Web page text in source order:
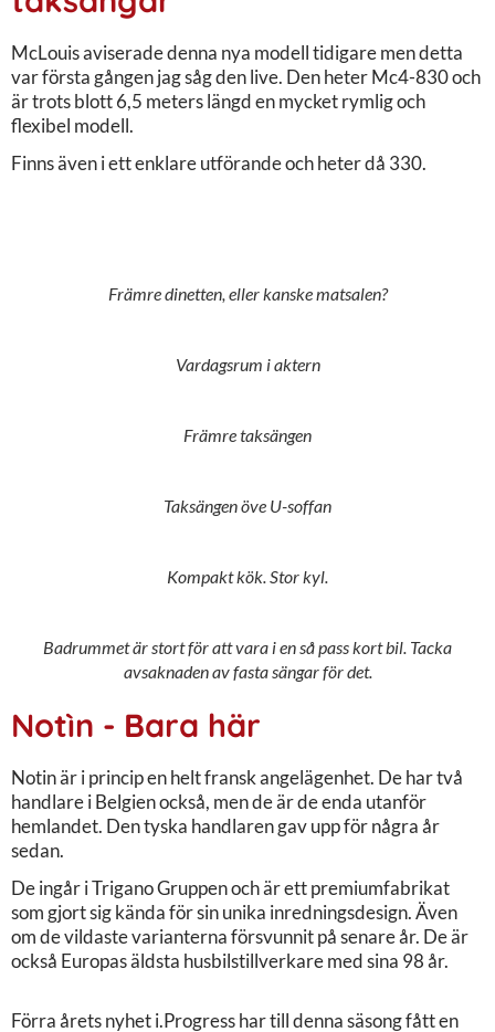
McLouis aviserade denna nya modell tidigare men detta
var första gången jag såg den live. Den heter Mc4-830 och
är trots blott 6,5 meters längd en mycket rymlig och
flexibel modell.
Finns även i ett enklare utförande och heter då 330.
Främre dinetten, eller kanske matsalen?
Vardagsrum i aktern
Främre taksängen
Taksängen öve U-soffan
Kompakt kök. Stor kyl.
Badrummet är stort för att vara i en så pass kort bil. Tacka
avsaknaden av fasta sängar för det.
Notìn - Bara här
Notin är i princip en helt fransk angelägenhet. De har två
handlare i Belgien också, men de är de enda utanför
hemlandet. Den tyska handlaren gav upp för några år
sedan.
De ingår i Trigano Gruppen och är ett premiumfabrikat
som gjort sig kända för sin unika inredningsdesign. Även
om de vildaste varianterna försvunnit på senare år. De är
också Europas äldsta husbilstillverkare med sina 98 år.
Förra årets nyhet i.Progress har till denna säsong fått en